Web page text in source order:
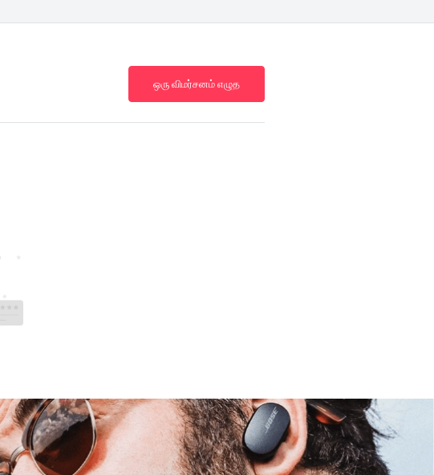
ஒரு விமர்சனம் எழுத